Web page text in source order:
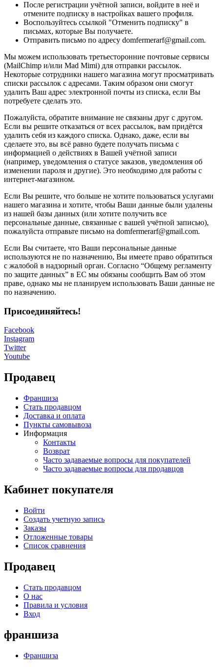
После регистрации учётной записи, войдите в неё и
отмените подписку в настройках вашего профиля.
Воспользуйтесь ссылкой "Отменить подписку" в
письмах, которые Вы получаете.
Отправить письмо по адресу domfermerarf@gmail.com.
Мы можем использовать третьесторонние почтовые сервисы
(MailChimp и/или Mad Mimi) для отправки рассылок.
Некоторые сотрудники нашего магазина могут просматривать
списки рассылок с адресами. Таким образом они смогут
удалить Ваш адрес электронной почты из списка, если Вы
потребуете сделать это.
Пожалуйста, обратите внимание не связаны друг с другом.
Если вы решите отказаться от всех рассылок, вам придётся
удалить себя из каждого списка. Однако, даже, если вы
сделаете это, вы всё равно будете получать письма с
информацией о действиях в Вашей учётной записи
(например, уведомления о статусе заказов, уведомления об
изменении пароля и другие). Это необходимо для работы с
интернет-магазином.
Если Вы решите, что больше не хотите пользоваться услугами
нашего магазина и хотите, чтобы Ваши данные были удалены
из нашей базы данных (или хотите получить все
персональные данные, связанные с вашей учётной записью),
пожалуйста отправьте письмо на domfermerarf@gmail.com.
Если Вы считаете, что Ваши персональные данные
используются не по назначению, Вы имеете право обратиться
с жалобой в надзорный орган. Согласно “Общему регламенту
по защите данных” в ЕС мы обязаны сообщить Вам об этом
праве, однако мы не планируем использовать Ваши данные не
по назначению.
Присоединяйтесь!
Facebook
Instagram
Twitter
Youtube
Продавец
Франшиза
Стать продавцом
Доставка и оплата
Пункты самовывоза
Информация
Контакты
Возврат
Часто задаваемые вопросы для покупателей
Часто задаваемые вопросы для продавцов
Кабинет покупателя
Войти
Создать учетную запись
Заказы
Отложенные товары
Список сравнения
Продавец
Стать продавцом
О нас
Правила и условия
Вход
франшиза
Франшиза